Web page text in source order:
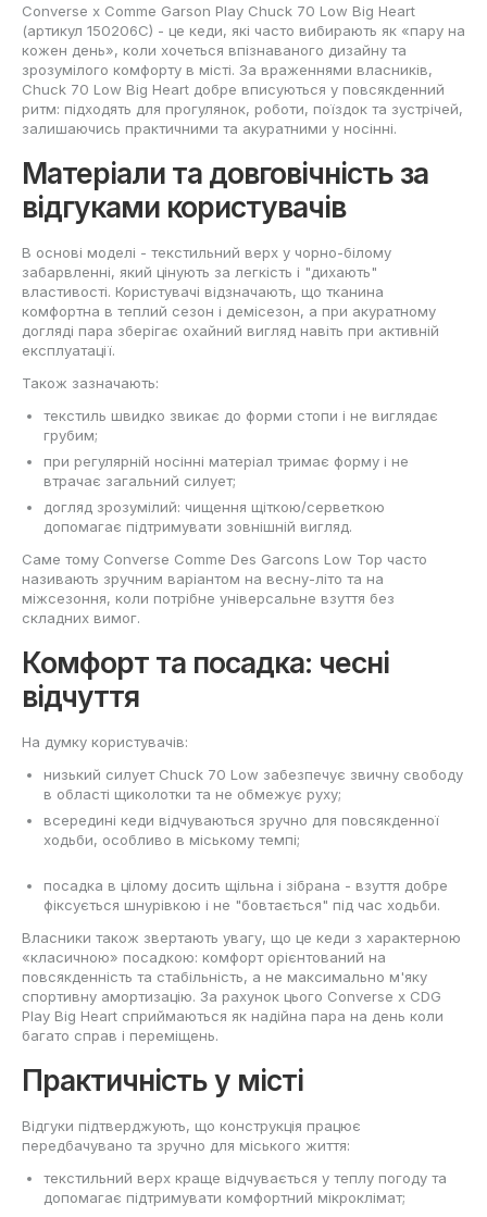
Converse x Comme Garson Play Chuck 70 Low Big Heart
(артикул 150206C) - це кеди, які часто вибирають як «пару на
кожен день», коли хочеться впізнаваного дизайну та
зрозумілого комфорту в місті. За враженнями власників,
Chuck 70 Low Big Heart добре вписуються у повсякденний
ритм: підходять для прогулянок, роботи, поїздок та зустрічей,
залишаючись практичними та акуратними у носінні.
Матеріали та довговічність за
відгуками користувачів
В основі моделі - текстильний верх у чорно-білому
забарвленні, який цінують за легкість і "дихають"
властивості. Користувачі відзначають, що тканина
комфортна в теплий сезон і демісезон, а при акуратному
догляді пара зберігає охайний вигляд навіть при активній
експлуатації.
Також зазначають:
текстиль швидко звикає до форми стопи і не виглядає
грубим;
при регулярній носінні матеріал тримає форму і не
втрачає загальний силует;
догляд зрозумілий: чищення щіткою/серветкою
допомагає підтримувати зовнішній вигляд.
Саме тому Converse Comme Des Garcons Low Top часто
називають зручним варіантом на весну-літо та на
міжсезоння, коли потрібне універсальне взуття без
складних вимог.
Комфорт та посадка: чесні
відчуття
На думку користувачів:
низький силует Chuck 70 Low забезпечує звичну свободу
в області щиколотки та не обмежує руху;
всередині кеди відчуваються зручно для повсякденної
ходьби, особливо в міському темпі;
посадка в цілому досить щільна і зібрана - взуття добре
фіксується шнурівкою і не "бовтається" під час ходьби.
Власники також звертають увагу, що це кеди з характерною
«класичною» посадкою: комфорт орієнтований на
повсякденність та стабільність, а не максимально м'яку
спортивну амортизацію. За рахунок цього Converse x CDG
Play Big Heart сприймаються як надійна пара на день коли
багато справ і переміщень.
Практичність у місті
Відгуки підтверджують, що конструкція працює
передбачувано та зручно для міського життя:
текстильний верх краще відчувається у теплу погоду та
допомагає підтримувати комфортний мікроклімат;